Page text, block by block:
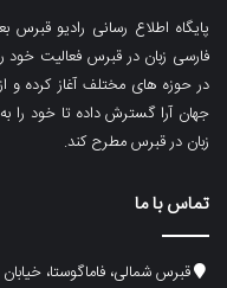
پایگاه اطلاع رسانی رادیو
جهان آرا گسترش داده تا خود را
زبان در قبرس مطرح کند.
تماس با ما